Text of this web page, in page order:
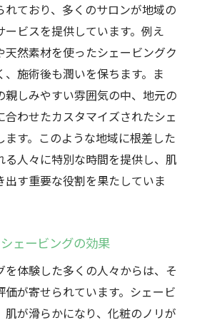
れており、多くのサロンが地域の
ビスを提供しています。例え
天然素材を使ったシェービングク
、施術後も潤いを保ちます。ま
親しみやすい雰囲気の中、地元の
わせたカスタマイズされたシェ
す。このような地域に根差した
る人々に特別な時間を提供し、肌
す重要な役割を果たしていま
ェービングの効果
体験した多くの人々からは、そ
が寄せられています。シェービ
肌が滑らかになり、化粧のノリが